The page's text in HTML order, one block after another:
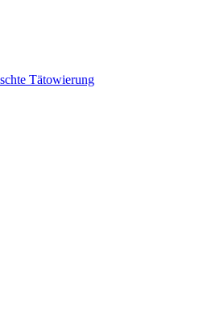
Tätowierung